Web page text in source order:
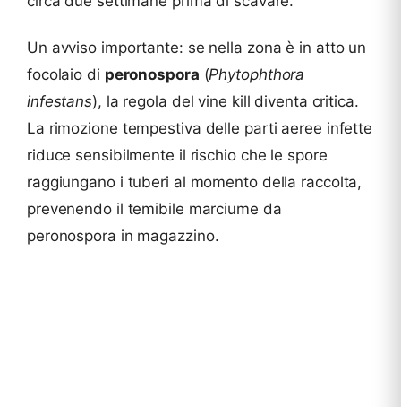
Un avviso importante: se nella zona è in atto un
focolaio di peronospora (Phytophthora
infestans), la regola del vine kill diventa critica.
La rimozione tempestiva delle parti aeree infette
riduce sensibilmente il rischio che le spore
raggiungano i tuberi al momento della raccolta,
prevenendo il temibile marciume da
peronospora in magazzino.